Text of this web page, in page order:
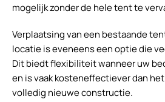
mogelijk zonder de hele tent te
Verplaatsing van een bestaande
locatie is eveneens een optie die
Dit biedt flexibiliteit wanneer uw
en is vaak kosteneffectiever dan
volledig nieuwe constructie.